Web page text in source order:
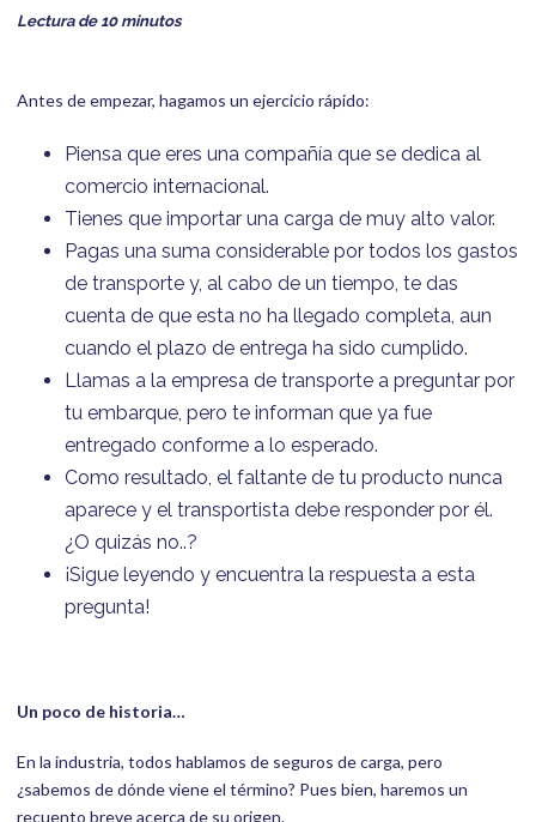
Lectura de 10 minutos
Antes de empezar, hagamos un ejercicio rápido:
Piensa que eres una compañía que se dedica al
comercio internacional.
Tienes que importar una carga de muy alto valor.
Pagas una suma considerable por todos los gastos
de transporte y, al cabo de un tiempo, te das
cuenta de que esta no ha llegado completa, aun
cuando el plazo de entrega ha sido cumplido.
Llamas a la empresa de transporte a preguntar por
tu embarque, pero te informan que ya fue
entregado conforme a lo esperado.
Como resultado, el faltante de tu producto nunca
aparece y el transportista debe responder por él.
¿O quizás no..?
¡Sigue leyendo y encuentra la respuesta a esta
pregunta!
Un poco de historia…
En la industria, todos hablamos de seguros de carga, pero
¿sabemos de dónde viene el término? Pues bien, haremos un
recuento breve acerca de su origen.